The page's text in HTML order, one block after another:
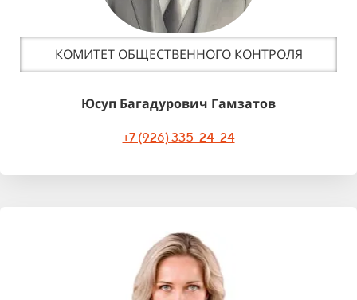
КОМИТЕТ ОБЩЕСТВЕННОГО КОНТРОЛЯ
Юсуп Багадурович Гамзатов
+7 (926) 335-24-24